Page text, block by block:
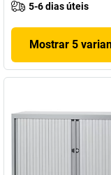
5-6 dias úteis
Mostrar 5